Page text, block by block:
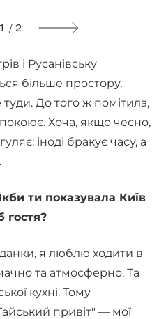
1 / 2
і Русанівську
більше простору,
туди. До того ж помітила,
Хоча, якщо чесно,
іноді бракує часу, а
ти показувала Київ
гостя?
я люблю ходити в
та атмосферно. Та
кухні. Тому
привіт" — мої